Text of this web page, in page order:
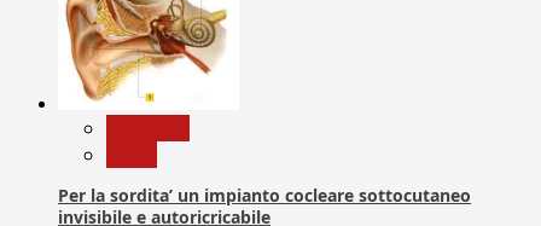
Per la sordita’ un impianto cocleare sottocutaneo
invisibile e autoricricabile